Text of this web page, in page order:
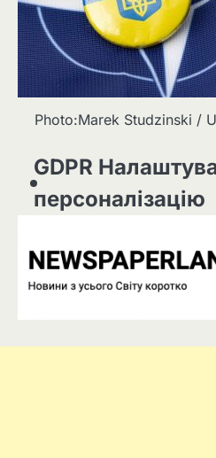
Photo:Marek Studzinski /
GDPR
персоналізацію